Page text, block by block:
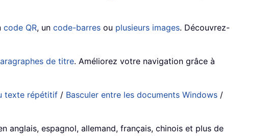
code QR, un code-barres ou plusieurs images. Découvrez-
de titre. Améliorez votre navigation grâce à
texte répétitif / Basculer entre les documents Windows /
anglais, espagnol, allemand, français, chinois et plus de